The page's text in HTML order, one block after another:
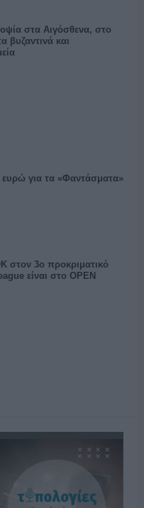
στα Αιγόσθενα, στο
βυζαντινά και
ευρώ για τα «Φαντάσματα»
στον 3ο προκριματικό
είναι στο OPEN